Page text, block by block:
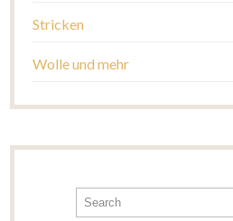
Stricken
Wolle und mehr